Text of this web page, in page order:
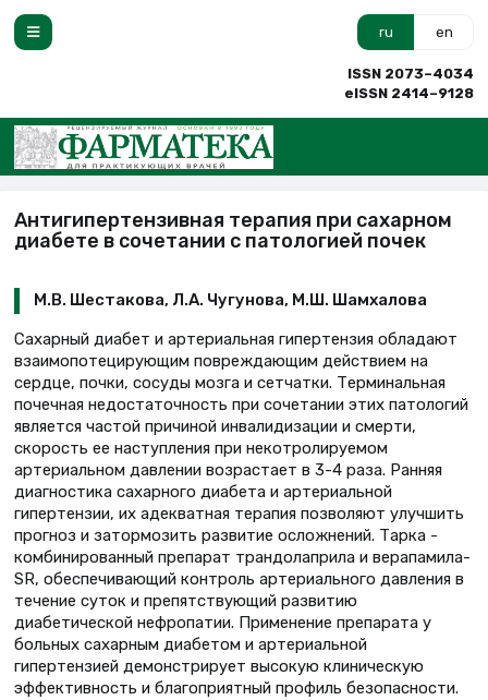
ru en
ISSN 2073–4034
eISSN 2414–9128
Антигипертензивная терапия при сахарном
диабете в сочетании с патологией почек
М.В. Шестакова, Л.А. Чугунова, М.Ш. Шамхалова
Сахарный диабет и артериальная гипертензия обладают
взаимопотецирующим повреждающим действием на
сердце, почки, сосуды мозга и сетчатки. Терминальная
почечная недостаточность при сочетании этих патологий
является частой причиной инвалидизации и смерти,
скорость ее наступления при некотролируемом
артериальном давлении возрастает в 3-4 раза. Ранняя
диагностика сахарного диабета и артериальной
гипертензии, их адекватная терапия позволяют улучшить
прогноз и затормозить развитие осложнений. Тарка -
комбинированный препарат трандолаприла и верапамила-
SR, обеспечивающий контроль артериального давления в
течение суток и препятствующий развитию
диабетической нефропатии. Применение препарата у
больных сахарным диабетом и артериальной
гипертензией демонстрирует высокую клиническую
эффективность и благоприятный профиль безопасности.